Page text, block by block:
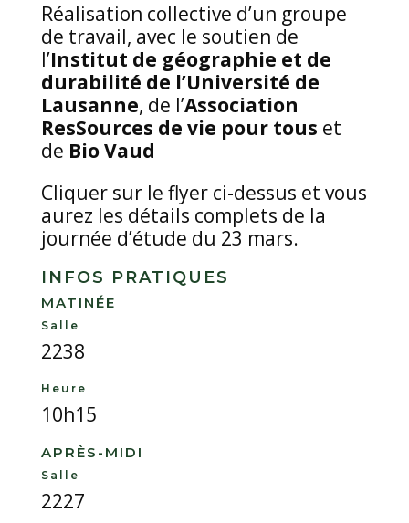
Réalisation collective d’un groupe
de travail, avec le soutien de
l’Institut de géographie et de
durabilité de l’Université de
Lausanne, de l’Association
ResSources de vie pour tous et
de Bio Vaud
Cliquer sur le flyer ci-dessus et vous
aurez les détails complets de la
journée d’étude du 23 mars.
INFOS PRATIQUES
MATINÉE
Salle
2238
Heure
10h15
APRÈS-MIDI
Salle
2227